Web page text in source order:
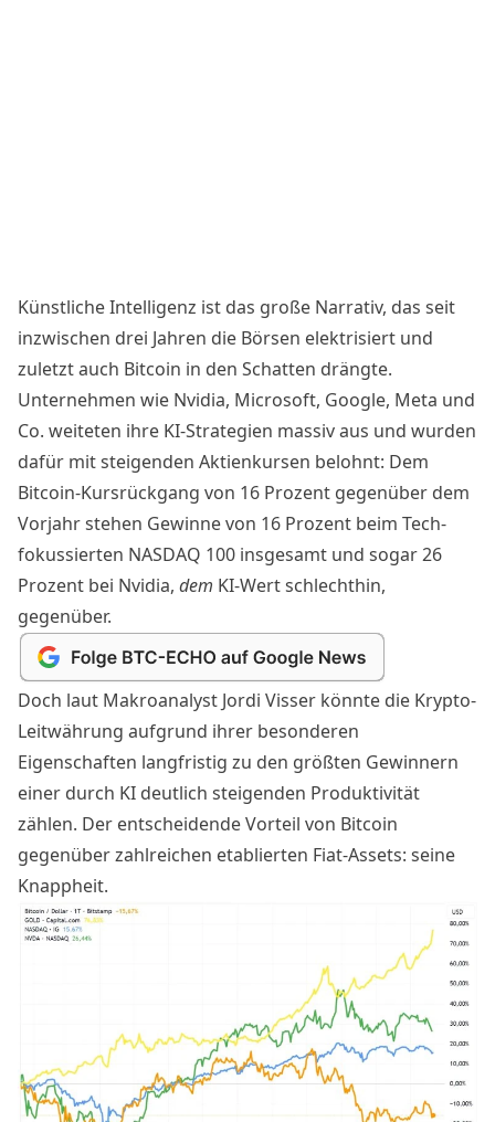
Künstliche Intelligenz ist das große Narrativ, das seit
inzwischen drei Jahren die Börsen elektrisiert und
zuletzt auch Bitcoin in den Schatten drängte.
Unternehmen wie Nvidia, Microsoft, Google, Meta und
Co. weiteten ihre KI-Strategien massiv aus und wurden
dafür mit steigenden Aktienkursen belohnt: Dem
Bitcoin-Kursrückgang von 16 Prozent gegenüber dem
Vorjahr stehen Gewinne von 16 Prozent beim Tech-
fokussierten NASDAQ 100 insgesamt und sogar 26
Prozent bei Nvidia, dem KI-Wert schlechthin,
gegenüber.
Doch laut Makroanalyst Jordi Visser könnte die Krypto-
Leitwährung aufgrund ihrer besonderen
Eigenschaften langfristig zu den größten Gewinnern
einer durch KI deutlich steigenden Produktivität
zählen. Der entscheidende Vorteil von Bitcoin
gegenüber zahlreichen etablierten Fiat-Assets: seine
Knappheit.